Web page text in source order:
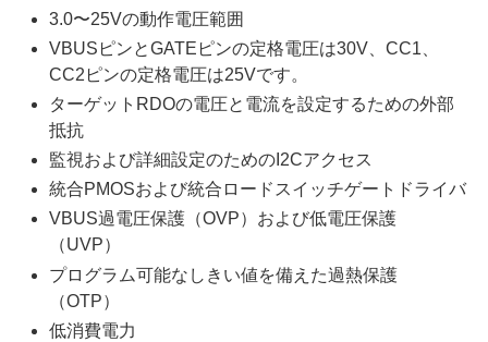
3.0〜25Vの動作電圧範囲
VBUSピンとGATEピンの定格電圧は30V、CC1、
CC2ピンの定格電圧は25Vです。
ターゲットRDOの電圧と電流を設定するための外部
抵抗
監視および詳細設定のためのI2Cアクセス
統合PMOSおよび統合ロードスイッチゲートドライバ
VBUS過電圧保護（OVP）および低電圧保護
（UVP）
プログラム可能なしきい値を備えた過熱保護
（OTP）
低消費電力